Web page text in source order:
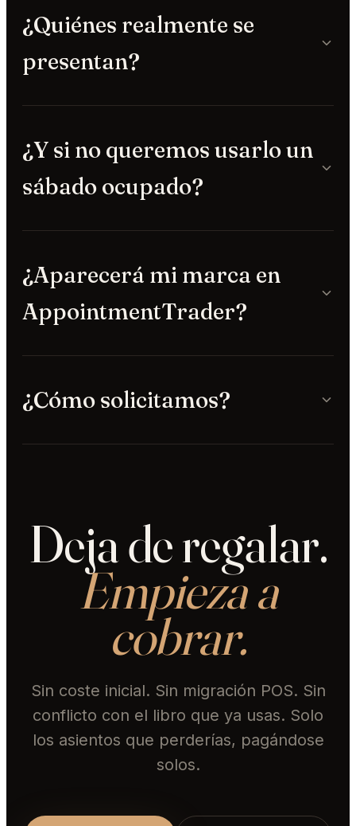
¿Quiénes realmente se
presentan?
¿Y si no queremos usarlo un
sábado ocupado?
¿Aparecerá mi marca en
AppointmentTrader?
¿Cómo solicitamos?
Deja de regalar.
Empieza a
cobrar.
Sin coste inicial. Sin migración POS. Sin
conflicto con el libro que ya usas. Solo
los asientos que perderías, pagándose
solos.